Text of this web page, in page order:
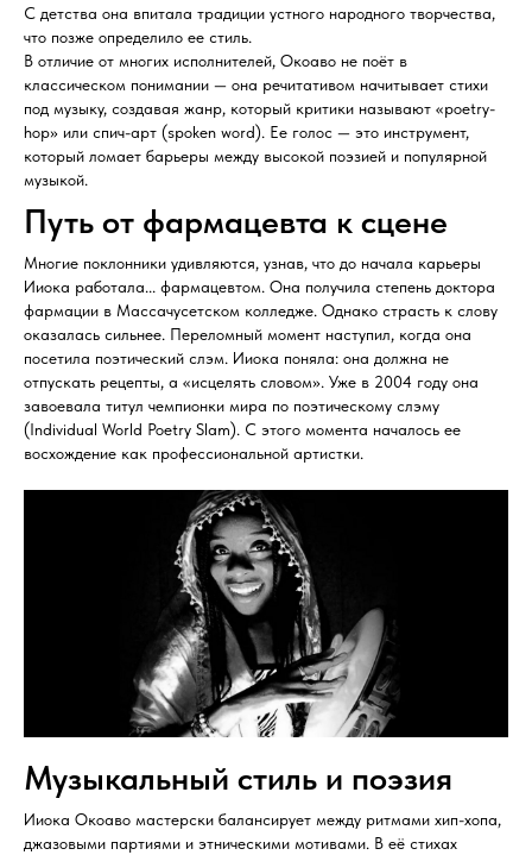
С детства она впитала традиции устного народного творчества,
что позже определило ее стиль.
В отличие от многих исполнителей, Окоаво не поёт в
классическом понимании — она речитативом начитывает стихи
под музыку, создавая жанр, который критики называют «poetry-
hop» или спич-арт (spoken word). Ее голос — это инструмент,
который ломает барьеры между высокой поэзией и популярной
музыкой.
Путь от фармацевта к сцене
Многие поклонники удивляются, узнав, что до начала карьеры
Ииока работала... фармацевтом. Она получила степень доктора
фармации в Массачусетском колледже. Однако страсть к слову
оказалась сильнее. Переломный момент наступил, когда она
посетила поэтический слэм. Ииока поняла: она должна не
отпускать рецепты, а «исцелять словом». Уже в 2004 году она
завоевала титул чемпионки мира по поэтическому слэму
(Individual World Poetry Slam). С этого момента началось ее
восхождение как профессиональной артистки.
Музыкальный стиль и поэзия
Ииока Окоаво мастерски балансирует между ритмами хип-хопа,
джазовыми партиями и этническими мотивами. В её стихах